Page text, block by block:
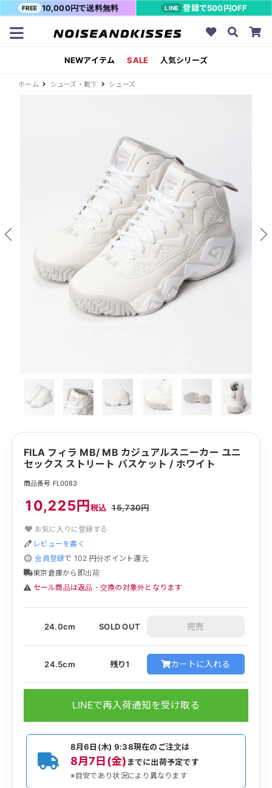
FREE 10,000円で送料無料 LINE 登録で500円OFF
NEWアイテム SALE 人気シリーズ
ホーム シューズ・靴下 シューズ
FILA フィラ MB/ MB カジュアルスニーカー ユニ
セックス ストリート バスケット / ホワイト
商品番号 FL0083
10,225円税込 15,730円
お気に入りに登録する
レビューを書く
会員登録で 102 円分ポイント還元
東京倉庫から即出荷
セール商品は返品・交換の対象外となります
24.0cm SOLD OUT
24.5cm 残り1 カートに入れる
LINEで再入荷通知を受け取る
8月6日(木) 9:38現在のご注文は
8月7日(金) までに出荷予定です
※目安であり状況により異なります